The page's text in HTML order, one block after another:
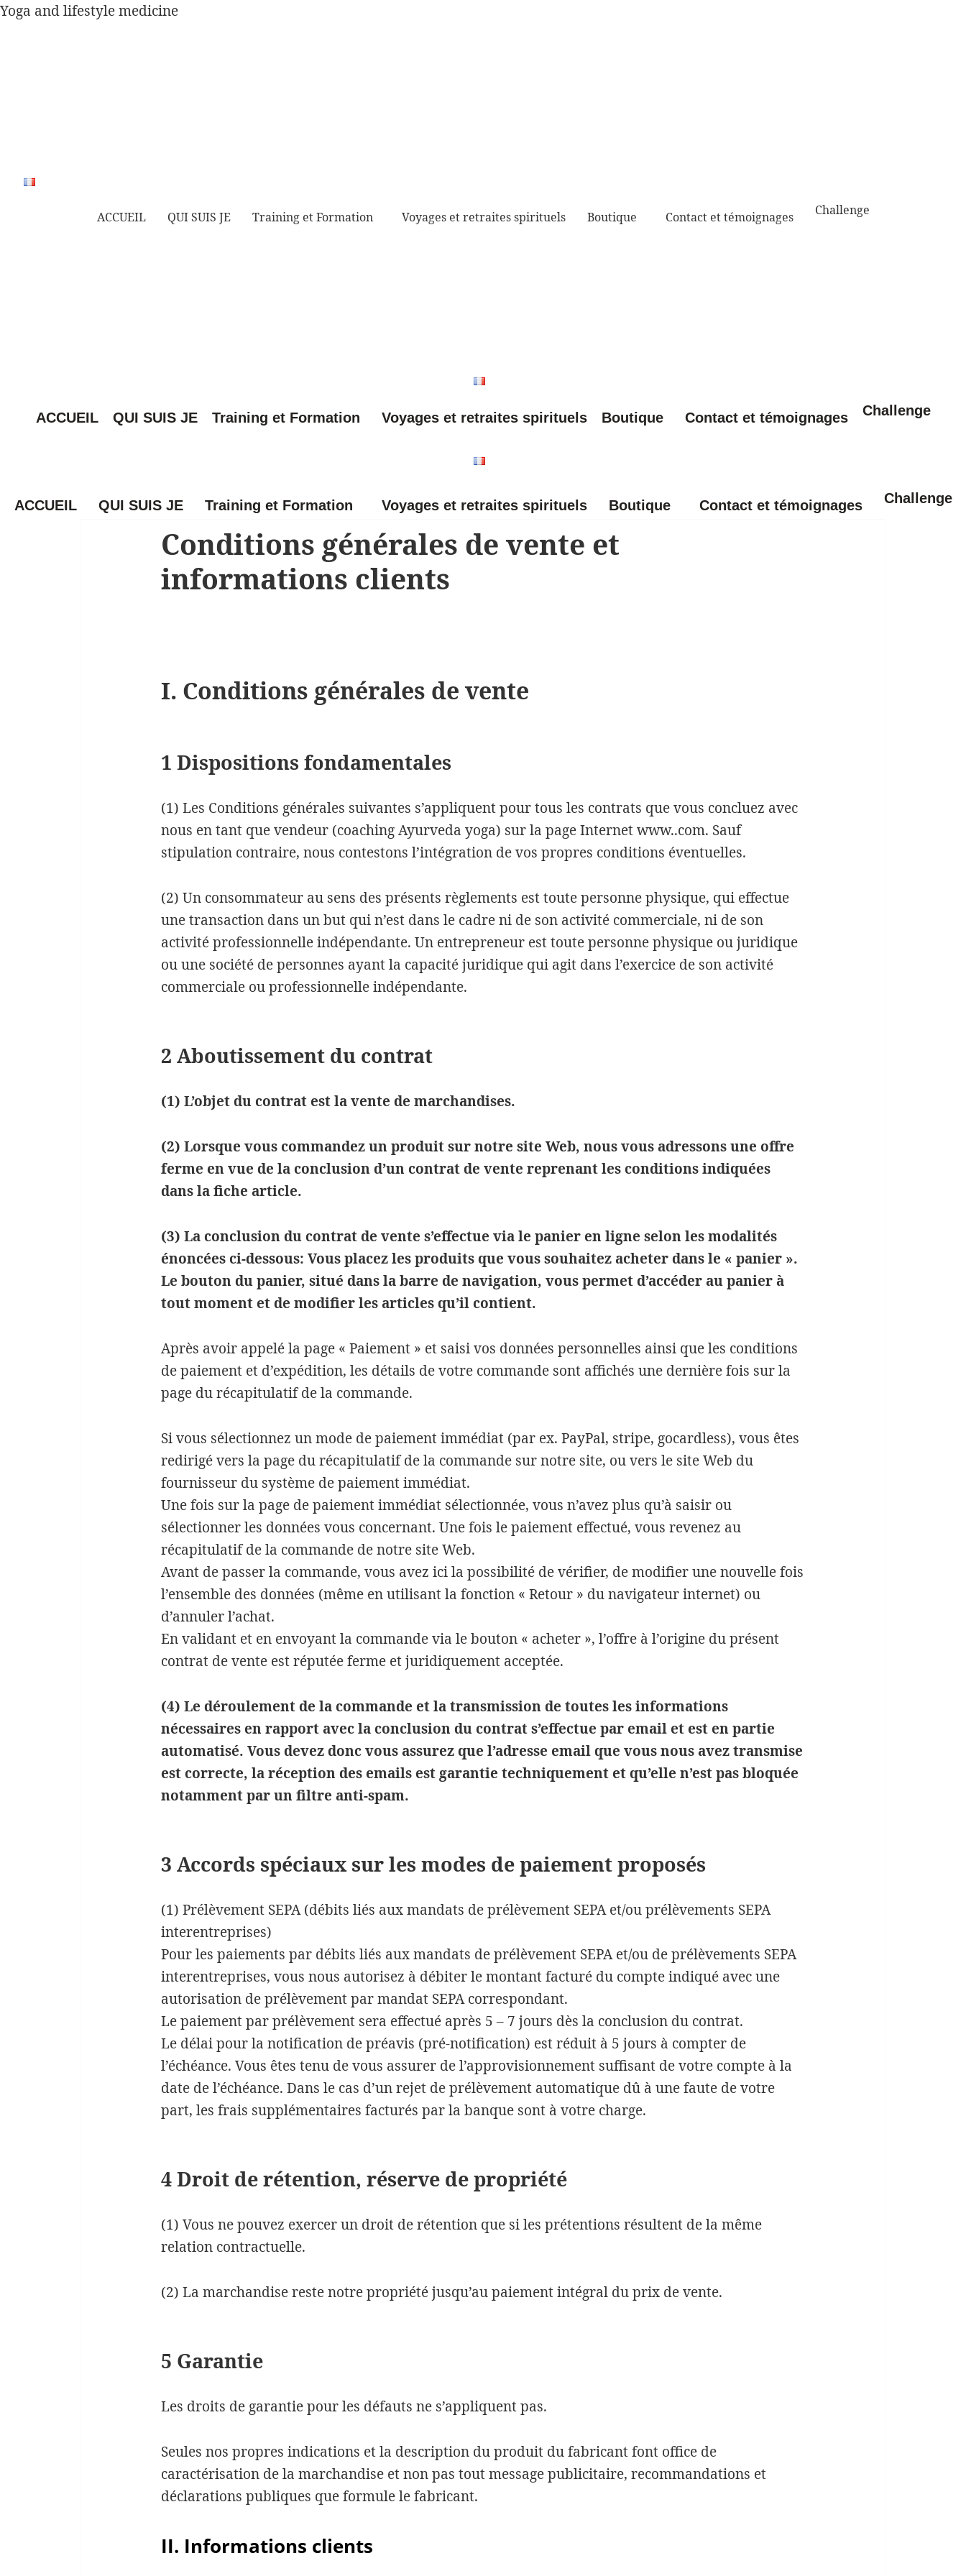
Yoga and lifestyle medicine
ACCUEIL QUI SUIS JE Training et Formation Voyages et retraites spirituels Boutique Contact et témoignages Challenge
ACCUEIL QUI SUIS JE Training et Formation Voyages et retraites spirituels Boutique Contact et témoignages Challenge
ACCUEIL QUI SUIS JE Training et Formation Voyages et retraites spirituels Boutique Contact et témoignages Challenge
Conditions générales de vente et
informations clients
I. Conditions générales de vente
1 Dispositions fondamentales
(1) Les Conditions générales suivantes s’appliquent pour tous les contrats que vous concluez avec
nous en tant que vendeur (coaching Ayurveda yoga) sur la page Internet www..com. Sauf
stipulation contraire, nous contestons l’intégration de vos propres conditions éventuelles.
(2) Un consommateur au sens des présents règlements est toute personne physique, qui effectue
une transaction dans un but qui n’est dans le cadre ni de son activité commerciale, ni de son
activité professionnelle indépendante. Un entrepreneur est toute personne physique ou juridique
ou une société de personnes ayant la capacité juridique qui agit dans l’exercice de son activité
commerciale ou professionnelle indépendante.
2 Aboutissement du contrat
(1) L’objet du contrat est la vente de marchandises.
(2) Lorsque vous commandez un produit sur notre site Web, nous vous adressons une offre
ferme en vue de la conclusion d’un contrat de vente reprenant les conditions indiquées
dans la fiche article.
(3) La conclusion du contrat de vente s’effectue via le panier en ligne selon les modalités
énoncées ci-dessous: Vous placez les produits que vous souhaitez acheter dans le « panier ».
Le bouton du panier, situé dans la barre de navigation, vous permet d’accéder au panier à
tout moment et de modifier les articles qu’il contient.
Après avoir appelé la page « Paiement » et saisi vos données personnelles ainsi que les conditions
de paiement et d’expédition, les détails de votre commande sont affichés une dernière fois sur la
page du récapitulatif de la commande.
Si vous sélectionnez un mode de paiement immédiat (par ex. PayPal, stripe, gocardless), vous êtes
redirigé vers la page du récapitulatif de la commande sur notre site, ou vers le site Web du
fournisseur du système de paiement immédiat.
Une fois sur la page de paiement immédiat sélectionnée, vous n’avez plus qu’à saisir ou
sélectionner les données vous concernant. Une fois le paiement effectué, vous revenez au
récapitulatif de la commande de notre site Web.
Avant de passer la commande, vous avez ici la possibilité de vérifier, de modifier une nouvelle fois
l’ensemble des données (même en utilisant la fonction « Retour » du navigateur internet) ou
d’annuler l’achat.
En validant et en envoyant la commande via le bouton « acheter », l’offre à l’origine du présent
contrat de vente est réputée ferme et juridiquement acceptée.
(4) Le déroulement de la commande et la transmission de toutes les informations
nécessaires en rapport avec la conclusion du contrat s’effectue par email et est en partie
automatisé. Vous devez donc vous assurez que l’adresse email que vous nous avez transmise
est correcte, la réception des emails est garantie techniquement et qu’elle n’est pas bloquée
notamment par un filtre anti-spam.
3 Accords spéciaux sur les modes de paiement proposés
(1) Prélèvement SEPA (débits liés aux mandats de prélèvement SEPA et/ou prélèvements SEPA
interentreprises)
Pour les paiements par débits liés aux mandats de prélèvement SEPA et/ou de prélèvements SEPA
interentreprises, vous nous autorisez à débiter le montant facturé du compte indiqué avec une
autorisation de prélèvement par mandat SEPA correspondant.
Le paiement par prélèvement sera effectué après 5 – 7 jours dès la conclusion du contrat.
Le délai pour la notification de préavis (pré-notification) est réduit à 5 jours à compter de
l’échéance. Vous êtes tenu de vous assurer de l’approvisionnement suffisant de votre compte à la
date de l’échéance. Dans le cas d’un rejet de prélèvement automatique dû à une faute de votre
part, les frais supplémentaires facturés par la banque sont à votre charge.
4 Droit de rétention, réserve de propriété
(1) Vous ne pouvez exercer un droit de rétention que si les prétentions résultent de la même
relation contractuelle.
(2) La marchandise reste notre propriété jusqu’au paiement intégral du prix de vente.
5 Garantie
Les droits de garantie pour les défauts ne s’appliquent pas.
Seules nos propres indications et la description du produit du fabricant font office de
caractérisation de la marchandise et non pas tout message publicitaire, recommandations et
déclarations publiques que formule le fabricant.
II. Informations clients